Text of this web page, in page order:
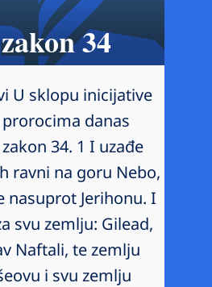
34
U sklopu inicijative
danas
34. 1 I uzađe
ravni na goru Nebo,
nasuprot Jerihonu. I
svu zemlju: Gilead,
Naftali, te zemlju
i svu zemlju